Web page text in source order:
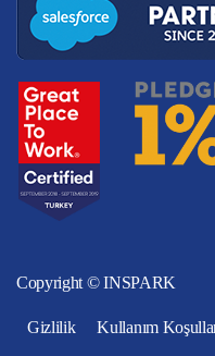
Copyright © INSPARK
Gizlilik Kullanım